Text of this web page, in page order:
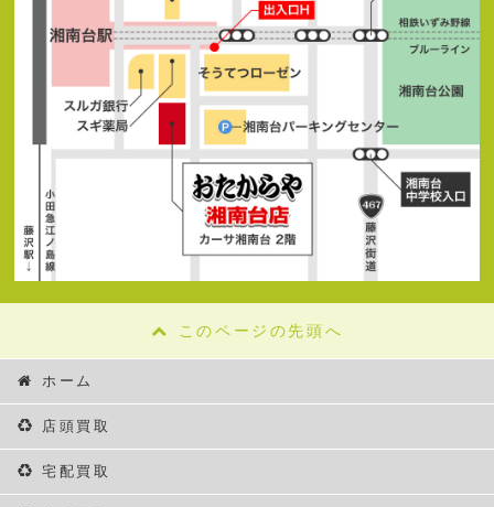
このページの先頭へ
ホーム
店頭買取
宅配買取